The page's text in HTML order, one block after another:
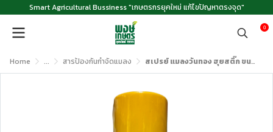
Smart Agricultural Bussiness "เกษตรกรยุคใหม่ แก้ไขปัญหาตรงจุด"
0
Home ... สารป้องกันกำจัดแมลง สเปรย์ แมลงวันทอง ฮุยสติ๊ก ขนาด 600 ซีซี